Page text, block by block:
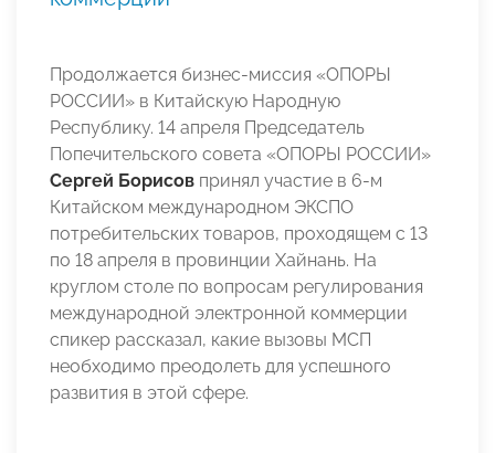
Продолжается бизнес-миссия «ОПОРЫ
РОССИИ» в Китайскую Народную
Республику. 14 апреля Председатель
Попечительского совета «ОПОРЫ РОССИИ»
Сергей Борисов принял участие в 6-м
Китайском международном ЭКСПО
потребительских товаров, проходящем с 13
по 18 апреля в провинции Хайнань. На
круглом столе по вопросам регулирования
международной электронной коммерции
спикер рассказал, какие вызовы МСП
необходимо преодолеть для успешного
развития в этой сфере.